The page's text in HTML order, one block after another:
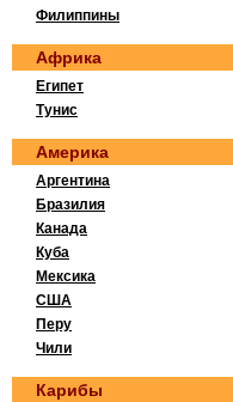
Филиппины
Африка
Египет
Тунис
Америка
Аргентина
Бразилия
Канада
Куба
Мексика
США
Перу
Чили
Карибы